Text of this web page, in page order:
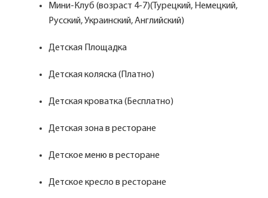
Мини-Клуб (возраст 4-7)(Турецкий, Немецкий,
Русский, Украинский, Английский)
Детская Площадка
Детская коляска (Платно)
Детская кроватка (Бесплатно)
Детская зона в ресторане
Детское меню в ресторане
Детское кресло в ресторане